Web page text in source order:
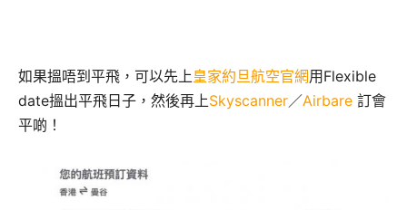
如果搵唔到平飛，可以先上 皇家約旦航空官網用Flexible
date搵出平飛日子，然後再上Skyscanner／Airbare 訂會
平啲！